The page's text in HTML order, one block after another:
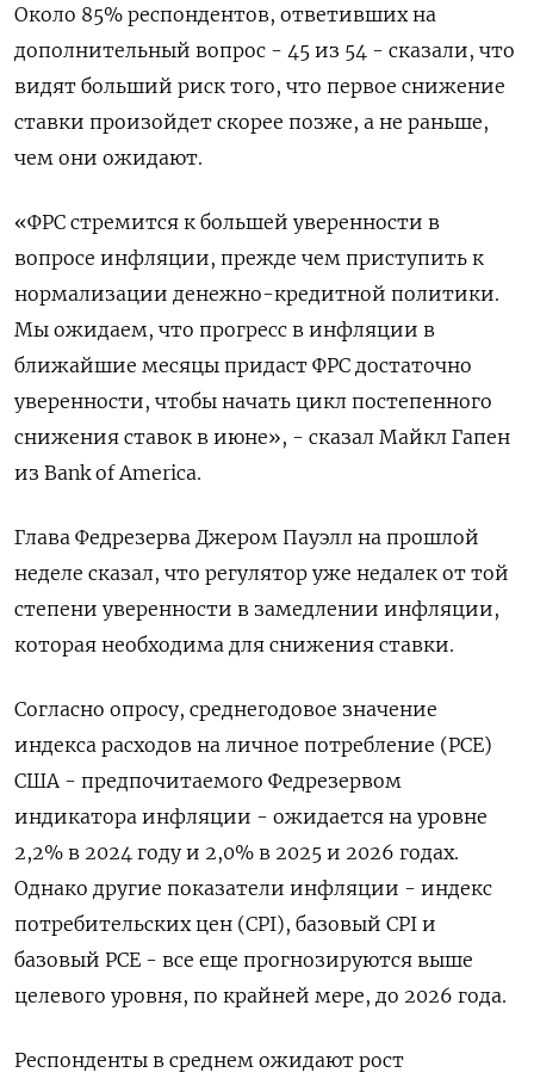
Около 85% респондентов, ответивших на
дополнительный вопрос - 45 из 54 - сказали, что
видят больший риск того, что первое снижение
ставки произойдет скорее позже, а не раньше,
чем они ожидают.
«ФРС стремится к большей уверенности в
вопросе инфляции, прежде чем приступить к
нормализации денежно-кредитной политики.
Мы ожидаем, что прогресс в инфляции в
ближайшие месяцы придаст ФРС достаточно
уверенности, чтобы начать цикл постепенного
снижения ставок в июне», - сказал Майкл Гапен
из Bank of America.
Глава Федрезерва Джером Пауэлл на прошлой
неделе сказал, что регулятор уже недалек от той
степени уверенности в замедлении инфляции,
которая необходима для снижения ставки.
Согласно опросу, среднегодовое значение
индекса расходов на личное потребление (PCE)
США - предпочитаемого Федрезервом
индикатора инфляции - ожидается на уровне
2,2% в 2024 году и 2,0% в 2025 и 2026 годах.
Однако другие показатели инфляции - индекс
потребительских цен (CPI), базовый CPI и
базовый PCE - все еще прогнозируются выше
целевого уровня, по крайней мере, до 2026 года.
Респонденты в среднем ожидают рост